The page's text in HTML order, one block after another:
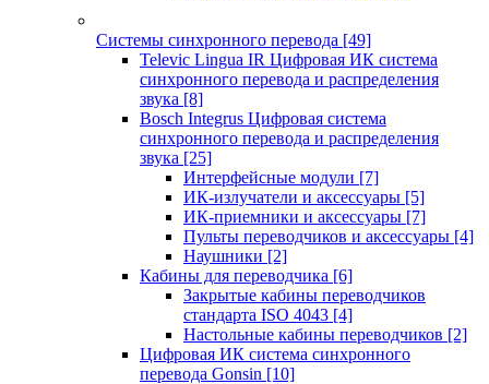
Системы синхронного перевода [49]
Televic Lingua IR Цифровая ИК система
синхронного перевода и распределения
звука [8]
Bosch Integrus Цифровая система
синхронного перевода и распределения
звука [25]
Интерфейсные модули [7]
ИК-излучатели и аксессуары [5]
ИК-приемники и аксессуары [7]
Пульты переводчиков и аксессуары [4]
Наушники [2]
Кабины для переводчика [6]
Закрытые кабины переводчиков
стандарта ISO 4043 [4]
Настольные кабины переводчиков [2]
Цифровая ИК система синхронного
перевода Gonsin [10]